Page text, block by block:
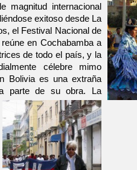
magnitud internacional
exitoso desde La
el Festival Nacional de
en Cochabamba a
de todo el país, y la
célebre mimo
Bolivia es una extraña
parte de su obra.
La